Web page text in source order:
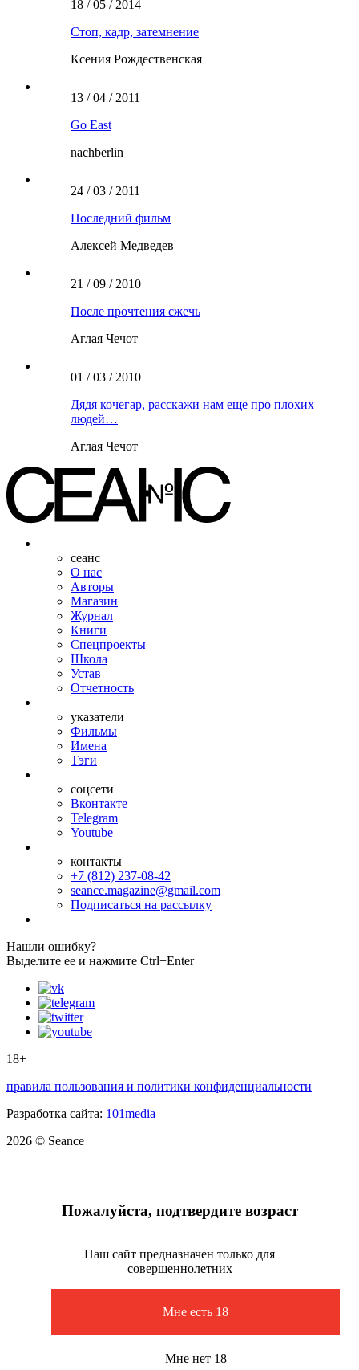
18 / 05 / 2014
Стоп, кадр, затемнение
Ксения Рождественская
13 / 04 / 2011
Go East
nachberlin
24 / 03 / 2011
Последний фильм
Алексей Медведев
21 / 09 / 2010
После прочтения сжечь
Аглая Чечот
01 / 03 / 2010
Дядя кочегар, расскажи нам еще про плохих
людей…
Аглая Чечот
сеанс
О нас
Авторы
Магазин
Журнал
Книги
Спецпроекты
Школа
Устав
Отчетность
указатели
Фильмы
Имена
Тэги
соцсети
Вконтакте
Telegram
Youtube
контакты
+7 (812) 237-08-42
seance.magazine@gmail.com
Подписаться на рассылку
Нашли ошибку?
Выделите ее и нажмите Ctrl+Enter
18+
правила пользования и политики конфиденциальности
Разработка сайта: 101media
2026 © Seance
Пожалуйста, подтвердите возраст
Наш сайт предназначен только для
совершеннолетних
Мне есть 18
Мне нет 18